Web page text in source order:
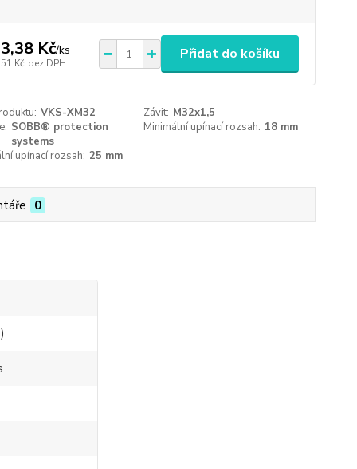
Kč/ks
Kč bez DPH
Přidat do košíku
VKS-XM32 Závit: M32x1,5
SOBB® protection
systems
Minimální upínací rozsah: 18 mm
upínací rozsah: 25 mm
0